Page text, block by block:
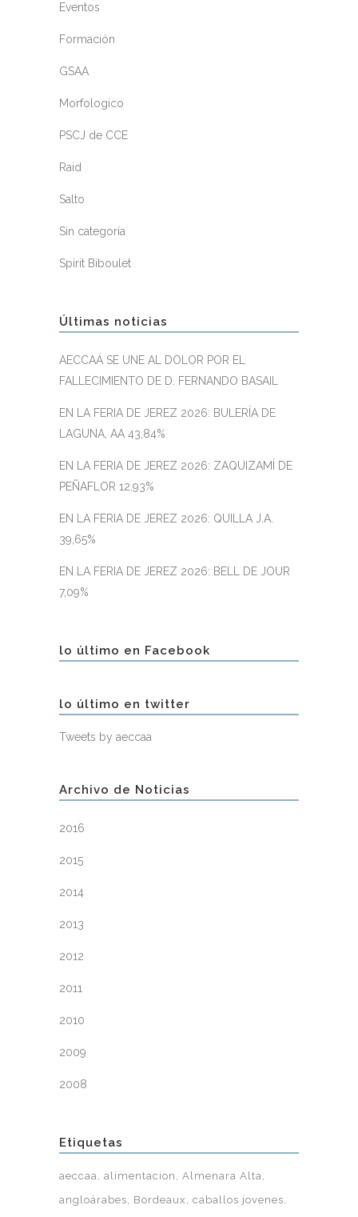
Eventos
Formación
GSAA
Morfologico
PSCJ de CCE
Raid
Salto
Sin categoría
Spirit Biboulet
Últimas noticias
AECCAÁ SE UNE AL DOLOR POR EL
FALLECIMIENTO DE D. FERNANDO BASAIL
EN LA FERIA DE JEREZ 2026: BULERÍA DE
LAGUNA, AA 43,84%
EN LA FERIA DE JEREZ 2026: ZAQUIZAMÍ DE
PEÑAFLOR 12,93%
EN LA FERIA DE JEREZ 2026: QUILLA J.A.
39,65%
EN LA FERIA DE JEREZ 2026: BELL DE JOUR
7,09%
lo último en Facebook
lo último en twitter
Tweets by aeccaa
Archivo de Noticias
2016
2015
2014
2013
2012
2011
2010
2009
2008
Etiquetas
aeccaa alimentacion
Almenara Alta
angloárabes
Bordeaux
caballos jovenes